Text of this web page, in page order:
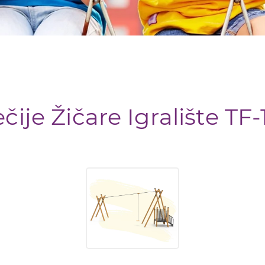
Žičare Igralište TF-